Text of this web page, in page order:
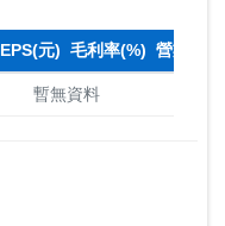
EPS(元) 毛利率(%) 營業利
暫無資料